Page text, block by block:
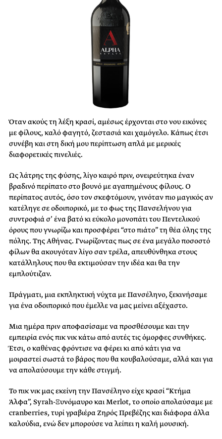
Όταν ακούς τη λέξη κρασί, αμέσως έρχονται στο νου εικόνες
με φίλους, καλό φαγητό, ζεστασιά και χαμόγελο. Κάπως έτσι
συνέβη και στη δική μου περίπτωση απλά με μερικές
διαφορετικές πινελιές.
Ως λάτρης της φύσης, λίγο καιρό πριν, ονειρεύτηκα έναν
βραδινό περίπατο στο βουνό με αγαπημένους φίλους. Ο
περίπατος αυτός, όσο τον σκεφτόμουν, γινόταν πιο μαγικός αν
κατέληγε σε οδοιπορικό, με το φως της Πανσελήνου για
συντροφιά σ’ ένα βατό κι εύκολο μονοπάτι του Πεντελικού
όρους που γνωρίζω και προσφέρει “στο πιάτο” τη θέα όλης της
πόλης. Της Αθήνας. Γνωρίζοντας πως σε ένα μεγάλο ποσοστό
φίλων θα ακουγόταν λίγο σαν τρέλα, απευθύνθηκα στους
κατάλληλους που θα εκτιμούσαν την ιδέα και θα την
εμπλούτιζαν.
Πράγματι, μια εκπληκτική νύχτα με Πανσέληνο, ξεκινήσαμε
για ένα οδοιπορικό που έμελλε να μας μείνει αξέχαστο.
Μια ημέρα πριν αποφασίσαμε να προσθέσουμε και την
εμπειρία ενός πικ νικ κάτω από αυτές τις όμορφες συνθήκες.
Έτσι, ο καθένας φρόντισε να φέρει κι από κάτι για να
μοιραστεί σωστά το βάρος που θα κουβαλούσαμε, αλλά και για
να απολαύσουμε την κάθε στιγμή.
Το πικ νικ μας εκείνη την Πανσέληνο είχε κρασί “Kτήμα
Άλφα”, Syrah-Ξυνόμαυρο και Merlot, το οποίο απολαύσαμε με
cranberries, τυρί γραβιέρα Ζηρός Πρεβέζης και διάφορα άλλα
καλούδια, ενώ δεν μπορούσε να λείπει η καλή μουσική.